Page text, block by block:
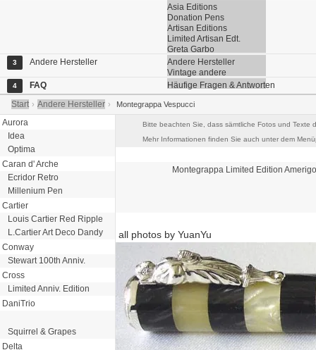
Asia Editions
Donation Pens
Artisan Editions
Limited Artisan Edt.
Greta Garbo
3 Andere Hersteller
Andere Hersteller
Vintage andere
4 FAQ
Häufige Fragen & Antworten
Start › Andere Hersteller › Montegrappa Vespucci
Aurora
Idea
Optima
Caran d' Arche
Ecridor Retro
Millenium Pen
Cartier
Louis Cartier Red Ripple
L.Cartier Art Deco Dandy
Conway
Stewart 100th Anniv.
Cross
Limited Anniv. Edition
DaniTrio
Squirrel & Grapes
Delta
Bitte beachten Sie, dass sämtliche Fotos und Texte
Mehr Informationen finden Sie auch unter dem
Montegrappa Limited Edition
all photos by YuanYu